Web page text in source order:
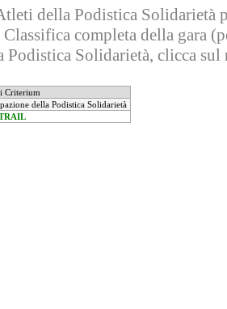
della Podistica Solidarietà
completa della gara
Podistica Solidarietà, clicca sul
Criterium
della Podistica Solidarietà